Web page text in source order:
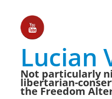
Lucian
Not particularly
libertarian-
the Freedom